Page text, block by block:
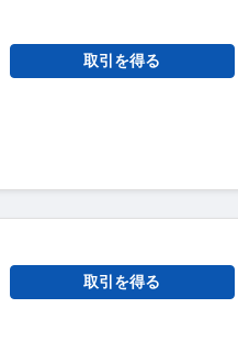
取引を得る
取引を得る